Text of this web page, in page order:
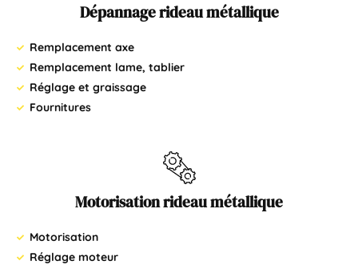
Dépannage rideau métallique
Remplacement axe
Remplacement lame, tablier
Réglage et graissage
Fournitures
Motorisation rideau métallique
Motorisation
Réglage moteur